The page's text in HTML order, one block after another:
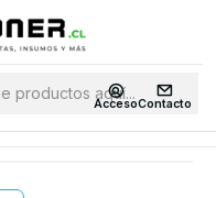
AccesoContacto
a Todo Chile · Retiro en
HP Equipos HP M1214